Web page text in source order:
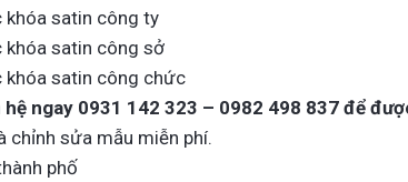
khóa satin công ty
khóa satin công sở
khóa satin công chức
hệ ngay 0931 142 323 – 0982 498 837 để
chỉnh sửa mẫu miễn phí.
phố